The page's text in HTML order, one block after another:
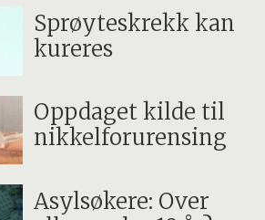
Sprøyteskrekk kan
kureres
Oppdaget kilde til
nikkelforurensing
Asylsøkere: Over